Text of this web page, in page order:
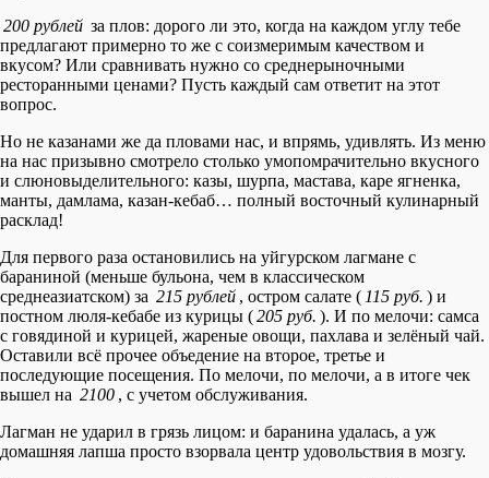
200 рублей за плов: дорого ли это, когда на каждом углу тебе
предлагают примерно то же с соизмеримым качеством и
вкусом? Или сравнивать нужно со среднерыночными
ресторанными ценами? Пусть каждый сам ответит на этот
вопрос.
Но не казанами же да пловами нас, и впрямь, удивлять. Из меню
на нас призывно смотрело столько умопомрачительно вкусного
и слюновыделительного: казы, шурпа, мастава, каре ягненка,
манты, дамлама, казан-кебаб… полный восточный кулинарный
расклад!
Для первого раза остановились на уйгурском лагмане с
бараниной (меньше бульона, чем в классическом
среднеазиатском) за 215 рублей , остром салате ( 115 руб. ) и
постном люля-кебабе из курицы (205 руб. ). И по мелочи: самса
с говядиной и курицей, жареные овощи, пахлава и зелёный чай.
Оставили всё прочее объедение на второе, третье и
последующие посещения. По мелочи, по мелочи, а в итоге чек
вышел на 2100 , с учетом обслуживания.
Лагман не ударил в грязь лицом: и баранина удалась, а уж
домашняя лапша просто взорвала центр удовольствия в мозгу.